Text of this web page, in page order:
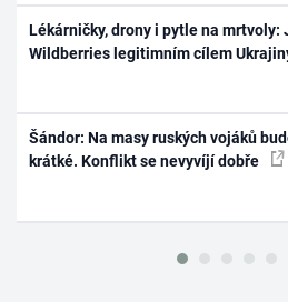
Lékárničky, drony i pytle na mrtvoly:
Wildberries legitimním cílem
Šándor: Na masy ruských vojáků
krátké. Konflikt se nevyvíjí dobře